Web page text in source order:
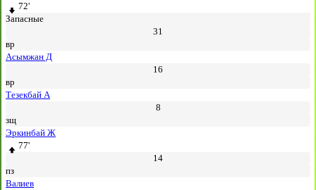
72'
Запасные
31
вр
Асымжан Д
16
вр
Тезекбай А
8
зщ
Эркинбай Ж
77'
14
пз
Валиев